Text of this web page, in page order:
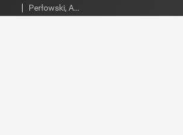
Perłowski, Adam. Red.